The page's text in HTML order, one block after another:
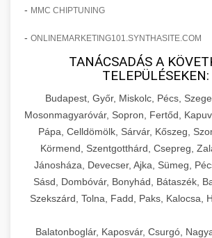
- MMC CHIPTUNING
- ONLINEMARKETING101.SYNTHASITE.COM
TANÁCSADÁS A
TELEPÜLÉSEKEN:
Budapest, Győr, Miskolc, Pécs,
Mosonmagyaróvár, Sopron, Fertőd,
Pápa, Celldömölk, Sárvár, Kőszeg,
Körmend, Szentgotthárd, Csepreg,
Jánosháza, Devecser, Ajka, Sümeg,
Sásd, Dombóvár, Bonyhád, Bátaszék,
Szekszárd, Tolna, Fadd, Paks, Kalocsa,
Balatonboglár, Kaposvár, Csurgó,